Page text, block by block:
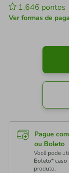
1.646 pontos
Ver formas de
Pague
ou Boleto
Você pode
Boleto* caso
produto.